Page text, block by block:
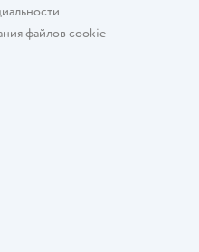
файлов cookie